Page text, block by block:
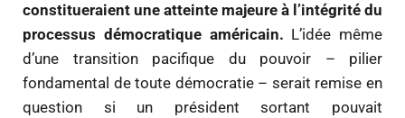
constitueraient une atteinte majeure à l’intégrité du
processus démocratique américain. L’idée même
d’une transition pacifique du pouvoir – pilier
fondamental de toute démocratie – serait remise en
question si un président sortant pouvait